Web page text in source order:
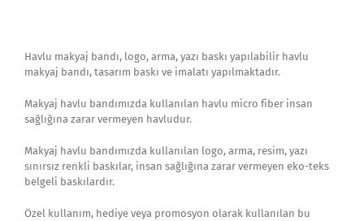
Havlu makyaj bandı, logo, arma, yazı baskı yapılabilir havlu
makyaj bandı, tasarım baskı ve imalatı yapılmaktadır.
Makyaj havlu bandımızda kullanılan havlu micro fiber insan
sağlığına zarar vermeyen havludur.
Makyaj havlu bandımızda kullanılan logo, arma, resim, yazı
sınırsız renkli baskılar, insan sağlığına zarar vermeyen eko-teks
belgeli baskılardır.
Özel kullanım, hediye veya promosyon olarak kullanılan bu